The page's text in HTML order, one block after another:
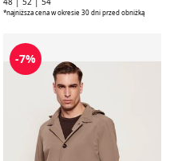
*najniższa cena w okresie 30 dni przed obniżką
Płaszcz męski jesienny
-7%